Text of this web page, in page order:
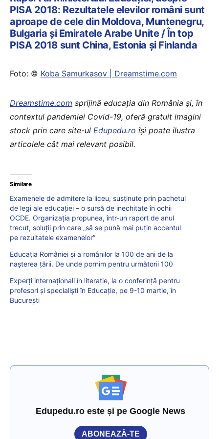
PISA 2018: Rezultatele elevilor români sunt
aproape de cele din Moldova, Muntenegru,
Bulgaria și Emiratele Arabe Unite / În top
PISA 2018 sunt China, Estonia și Finlanda
Foto: © Koba Samurkasov | Dreamstime.com
Dreamstime.com sprijină educaţia din România şi, în
contextul pandemiei Covid-19, oferă gratuit imagini
stock prin care site-ul Edupedu.ro îşi poate ilustra
articolele cât mai relevant posibil.
Similare
Examenele de admitere la liceu, susținute prin pachetul
de legi ale educației – o sursă de inechitate în ochii
OCDE. Organizația propunea, într-un raport de anul
trecut, soluții prin care „să se pună mai puțin accentul
pe rezultatele examenelor”
Educația României și a românilor la 100 de ani de la
nașterea țării. De unde pornim pentru următorii 100
Experți internaționali în literație, la o conferință pentru
profesori și specialiști în Educație, pe 9-10 martie, în
București
Edupedu.ro este și pe Google News
ABONEAZĂ-TE